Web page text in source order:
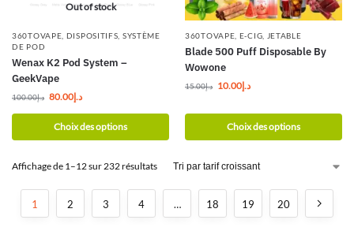
Out of stock
360TOVAPE DISPOSITIFS SYSTÈME
DE POD
Wenax K2 Pod System –
GeekVape
د.إ100.00 د.إ80.00
Choix des options
360TOVAPE E-CIG JETABLE
Blade 500 Puff Disposable By
Wowone
د.إ15.00 د.إ10.00
Choix des options
Affichage de 1–12 sur 232 résultats
1 2 3 4 … 18 19 20